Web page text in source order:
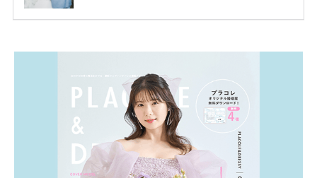
ため、比較せずに選ぶと損をしてしまうことも……。
一番お得？」「プラコレの特典は？」といった疑問も
解決します。 まずは診断で候補を絞れる「ウェディ
ング診断」か、体験型 […]続きを読む